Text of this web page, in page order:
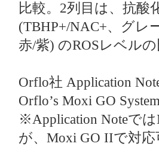
比較。2列目は、抗酸
(TBHP+/NAC+、グレ
赤/紫) のROSレベル
Orflo社 Application
Orflo’s Moxi GO
※Application Noteで
が、Moxi GO IIで対応